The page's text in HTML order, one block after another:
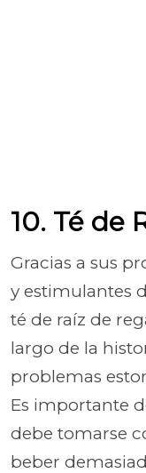
10. Té de
Gracias a sus
y estimulantes
té de raíz de
largo de la
problemas
Es importante
debe tomarse
beber